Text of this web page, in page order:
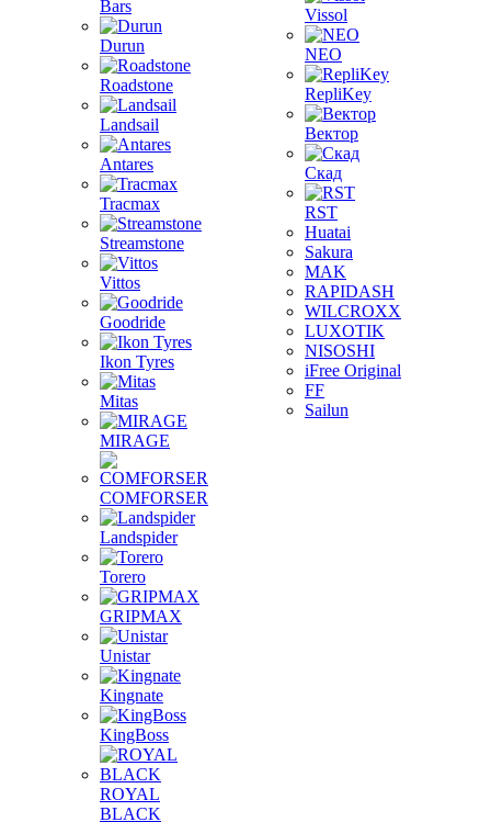
Bars
Durun
Roadstone
Landsail
Antares
Tracmax
Streamstone
Vittos
Goodride
Ikon Tyres
Mitas
MIRAGE
COMFORSER
Landspider
Torero
GRIPMAX
Unistar
Kingnate
KingBoss
ROYAL
BLACK
Vissol
NEO
RepliKey
Вектор
Скад
RST
Huatai
Sakura
MAK
RAPIDASH
WILCROXX
LUXOTIK
NISOSHI
iFree Original
FF
Sailun